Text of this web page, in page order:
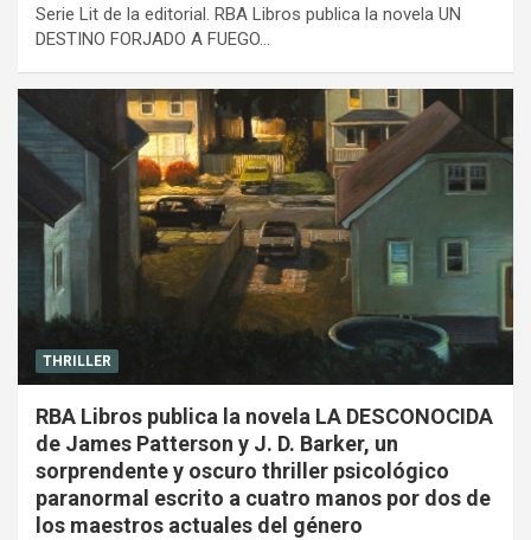
Serie Lit de la editorial. RBA Libros publica la novela UN
DESTINO FORJADO A FUEGO…
THRILLER
RBA Libros publica la novela LA DESCONOCIDA
de James Patterson y J. D. Barker, un
sorprendente y oscuro thriller psicológico
paranormal escrito a cuatro manos por dos de
los maestros actuales del género